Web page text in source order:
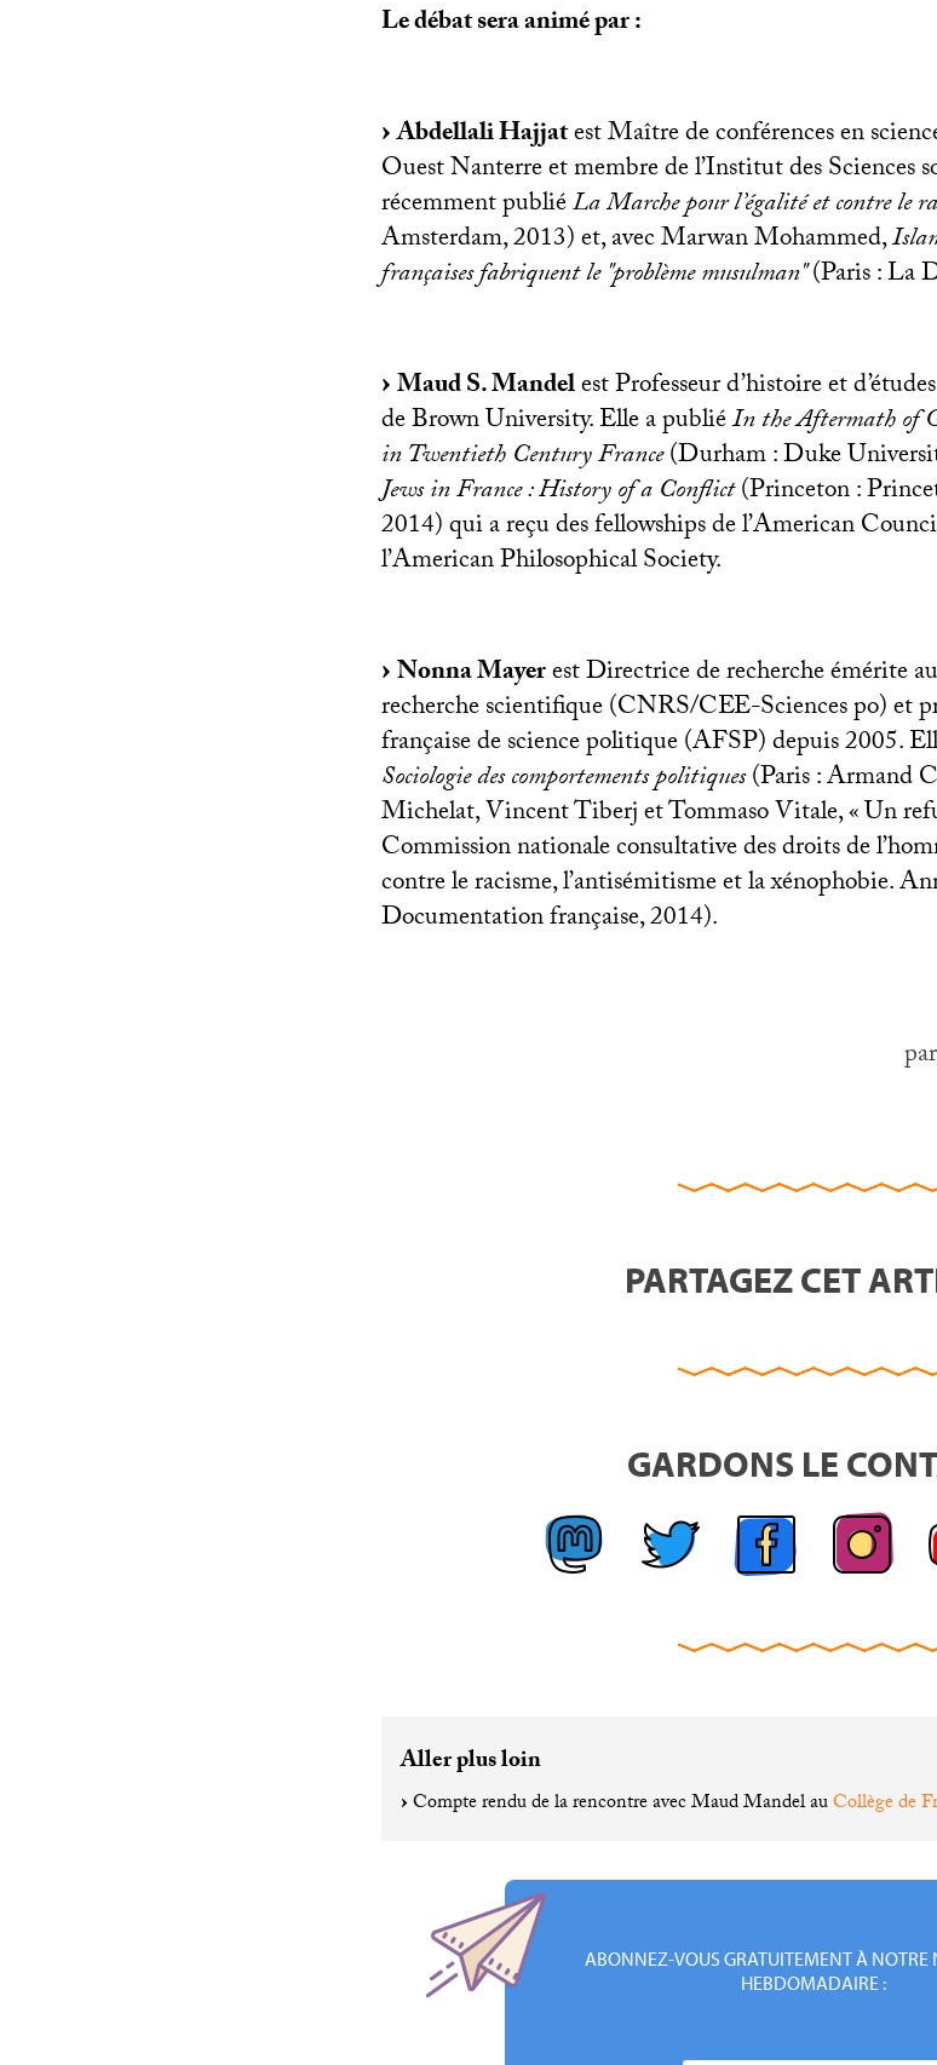
Le débat sera animé par :
Abdellali Hajjatest Maître de conférences en
Ouest Nanterre et membre de l’Institut des Sciences
récemment publiéLa Marche pour l’égalité et contre le
Amsterdam, 2013) et, avec Marwan Mohammed,
françaises fabriquent le "problème musulman"(Paris : La
Maud S. Mandelest Professeur d’histoire et
de Brown University. Elle a publiéIn the Aftermath of
in Twentieth Century France(Durham : Duke
Jews in France : History of a Conflict(Princeton :
2014) qui a reçu des fellowships de l’American
l’American Philosophical Society.
Nonna Mayerest Directrice de recherche émérite
recherche scientifique (CNRS/CEE-Sciences po) et
française de science politique (AFSP) depuis 2005.
Sociologie des comportements politiques(Paris : Armand
Michelat, Vincent Tiberj et Tommaso Vitale, «Un
Commission nationale consultative des droits de
contre le racisme, l’antisémitisme et la xénophobie.
Documentation française, 2014).
PARTAGEZ CET
GARDONS LE
Aller plus loin
Compte rendu de la rencontre avec Maud Mandel auCollège de
ABONNEZ-VOUS GRATUITEMENT À NOTRE
HEBDOMADAIRE :